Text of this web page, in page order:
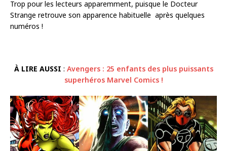
Trop pour les lecteurs apparemment, puisque le Docteur
Strange retrouve son apparence habituelle après quelques
numéros !
À LIRE AUSSI : Avengers : 25 enfants des plus puissants
superhéros Marvel Comics !